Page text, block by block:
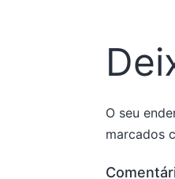
O seu
marcados